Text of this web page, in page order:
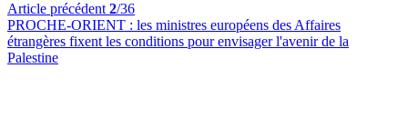
Article précédent 2/36
PROCHE-ORIENT : les ministres européens des Affaires
étrangères fixent les conditions pour envisager l'avenir de la
Palestine